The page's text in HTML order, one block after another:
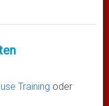
Training oder